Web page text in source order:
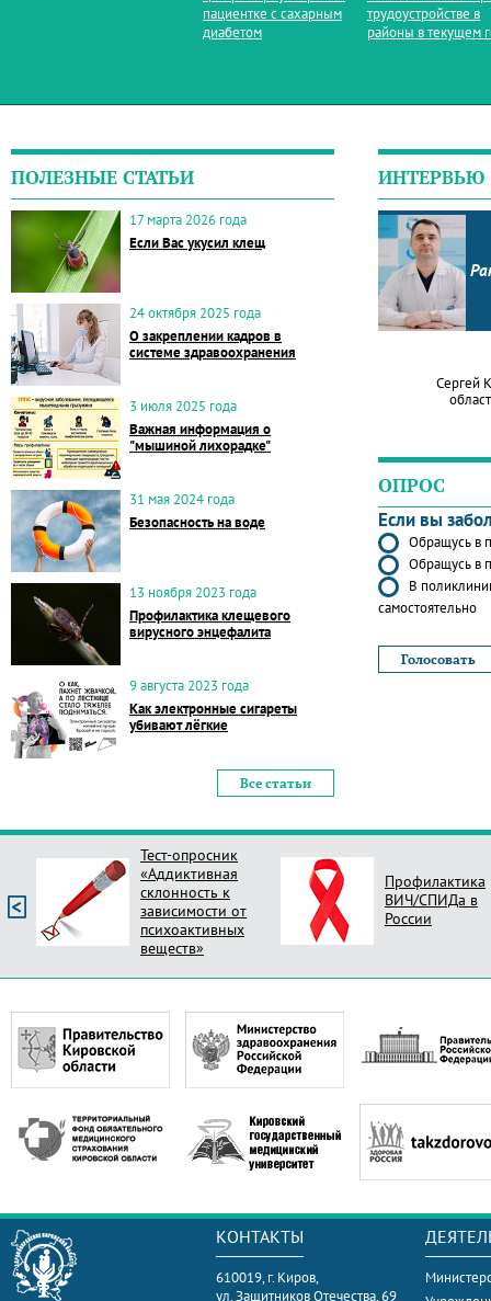
пациентке с сахарным
диабетом
трудоустройстве в
районы в текущем
ПОЛЕЗНЫЕ СТАТЬИ
17 марта 2026 года
Если Вас укусил клещ
24 октября 2025 года
О закреплении кадров в
системе здравоохранения
3 июля 2025 года
Важная информация о
"мышиной лихорадке"
31 мая 2024 года
Безопасность на воде
13 ноября 2023 года
Профилактика клещевого
вирусного энцефалита
9 августа 2023 года
Как электронные сигареты
убивают лёгкие
Все статьи
ИНТЕРВЬЮ
Сергей
ОПРОС
Если вы
Обращусь в
Обращусь в
В
самостоятельно
Тест-опросник
«Аддиктивная
склонность к
зависимости от
психоактивных
веществ»
Профилактика
ВИЧ/СПИДа в
России
КОНТАКТЫ
610019, г. Киров,
ул. Защитников Отечества, 69